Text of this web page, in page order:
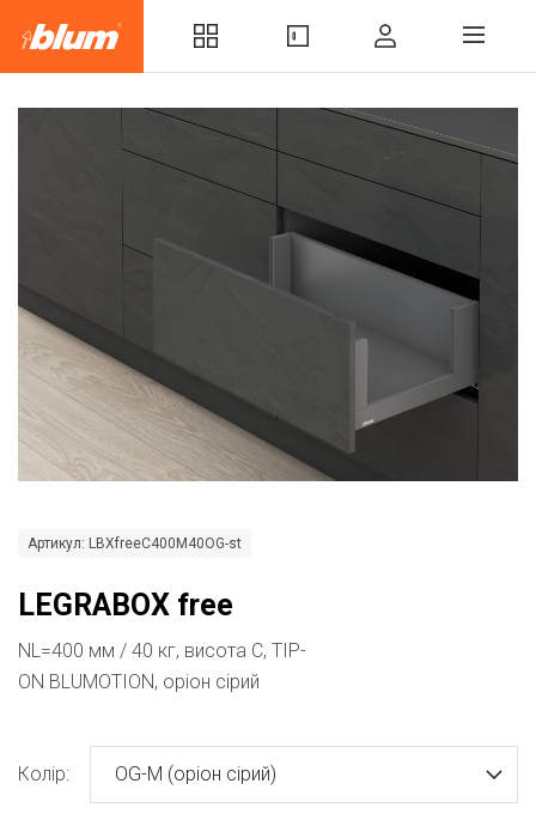
Артикул: LBXfreeC400M40OG-st
LEGRABOX free
NL=400 мм / 40 кг, висота C, TIP-
ON BLUMOTION, оріон сірий
Колір: OG-M (оріон сірий)